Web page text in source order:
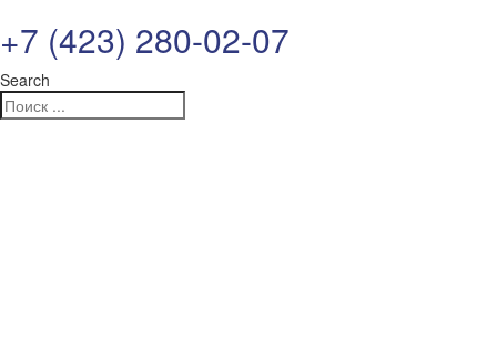
+7 (423) 280-02-07
Search